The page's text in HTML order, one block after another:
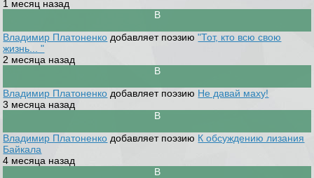
1 месяц назад
Владимир Платоненко добавляет поэзию"Тот, кто всю свою
жизнь... "
2 месяца назад
Владимир Платоненко добавляет поэзию Не давай маху!
3 месяца назад
Владимир Платоненко добавляет поэзию К обсуждению лизания
Байкала
4 месяца назад